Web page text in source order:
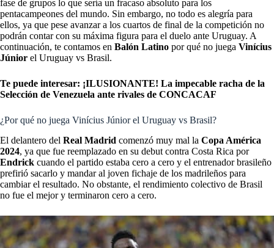
fase de grupos lo que sería un fracaso absoluto para los
pentacampeones del mundo. Sin embargo, no todo es alegría para
ellos, ya que pese avanzar a los cuartos de final de la competición no
podrán contar con su máxima figura para el duelo ante Uruguay. A
continuación, te contamos en Balón Latino por qué no juega Vinícius
Júnior el Uruguay vs Brasil.
Te puede interesar: ¡ILUSIONANTE! La impecable racha de la
Selección de Venezuela ante rivales de CONCACAF
¿Por qué no juega Vinícius Júnior el Uruguay vs Brasil?
El delantero del Real Madrid comenzó muy mal la Copa América
2024, ya que fue reemplazado en su debut contra Costa Rica por
Endrick cuando el partido estaba cero a cero y el entrenador brasileño
prefirió sacarlo y mandar al joven fichaje de los madrileños para
cambiar el resultado. No obstante, el rendimiento colectivo de Brasil
no fue el mejor y terminaron cero a cero.